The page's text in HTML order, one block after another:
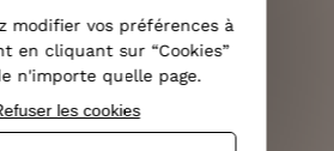
CLIENT
modifier vos préférences à
en cliquant sur “Cookies”
n'importe quelle page.
les cookies